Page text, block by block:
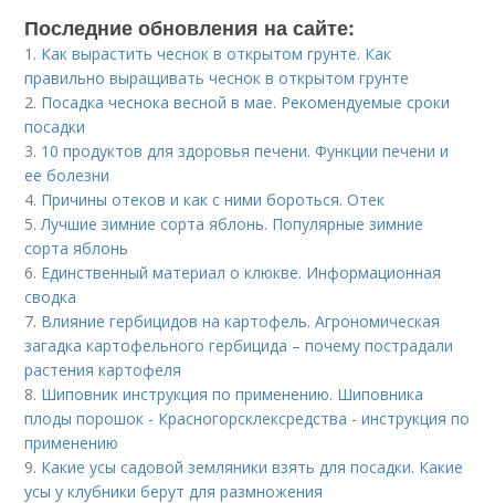
Последние обновления на сайте:
1. Как вырастить чеснок в открытом грунте. Как
правильно выращивать чеснок в открытом грунте
2. Посадка чеснока весной в мае. Рекомендуемые сроки
посадки
3. 10 продуктов для здоровья печени. Функции печени и
ее болезни
4. Причины отеков и как с ними бороться. Отек
5. Лучшие зимние сорта яблонь. Популярные зимние
сорта яблонь
6. Единственный материал о клюкве. Информационная
сводка
7. Влияние гербицидов на картофель. Агрономическая
загадка картофельного гербицида – почему пострадали
растения картофеля
8. Шиповник инструкция по применению. Шиповника
плоды порошок - Красногорсклексредства - инструкция по
применению
9. Какие усы садовой земляники взять для посадки. Какие
усы у клубники берут для размножения